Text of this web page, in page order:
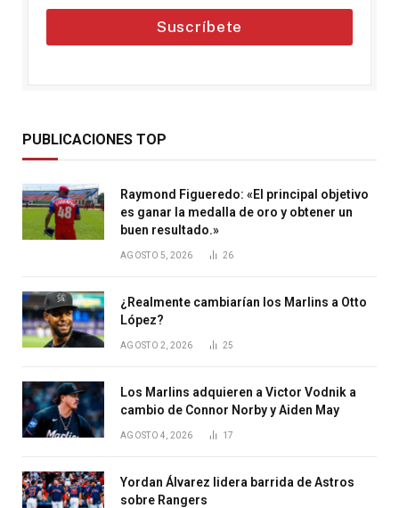
Suscríbete
PUBLICACIONES TOP
Raymond Figueredo: «El principal objetivo
es ganar la medalla de oro y obtener un
buen resultado.»
AGOSTO 5, 2026 26
¿Realmente cambiarían los Marlins a Otto
López?
AGOSTO 2, 2026 25
Los Marlins adquieren a Victor Vodnik a
cambio de Connor Norby y Aiden May
AGOSTO 4, 2026 17
Yordan Álvarez lidera barrida de Astros
sobre Rangers